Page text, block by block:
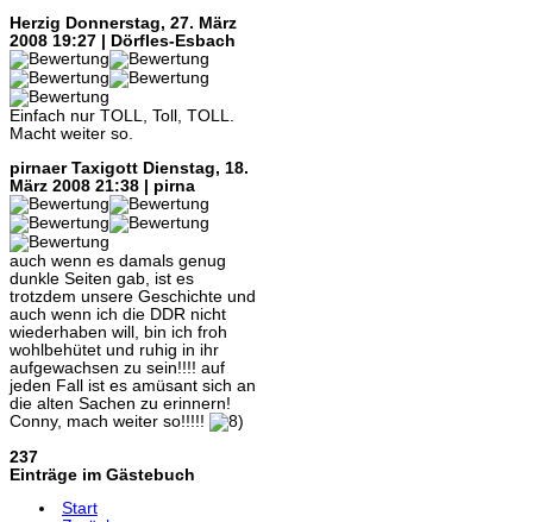
Herzig Donnerstag, 27. März
2008 19:27 | Dörfles-Esbach
Einfach nur TOLL, Toll, TOLL.
Macht weiter so.
pirnaer Taxigott Dienstag, 18.
März 2008 21:38 | pirna
auch wenn es damals genug
dunkle Seiten gab, ist es
trotzdem unsere Geschichte und
auch wenn ich die DDR nicht
wiederhaben will, bin ich froh
wohlbehütet und ruhig in ihr
aufgewachsen zu sein!!!! auf
jeden Fall ist es amüsant sich an
die alten Sachen zu erinnern!
Conny, mach weiter so!!!!!
237
Einträge im Gästebuch
Start